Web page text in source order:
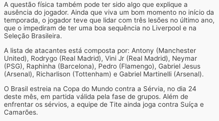
A questão física também pode ter sido algo que explique a
ausência do jogador. Ainda que viva um bom momento no início da
temporada, o jogador teve que lidar com três lesões no último ano,
que o impediram de ter uma boa sequência no Liverpool e na
Seleção Brasileira.
A lista de atacantes está composta por: Antony (Manchester
United), Rodrygo (Real Madrid), Vini Jr (Real Madrid), Neymar
(PSG), Raphinha (Barcelona), Pedro (Flamengo), Gabriel Jesus
(Arsenal), Richarlison (Tottenham) e Gabriel Martinelli (Arsenal).
O Brasil estreia na Copa do Mundo contra a Sérvia, no dia 24
deste mês, em partida válida pela fase de grupos. Além de
enfrentar os sérvios, a equipe de Tite ainda joga contra Suíça e
Camarões.